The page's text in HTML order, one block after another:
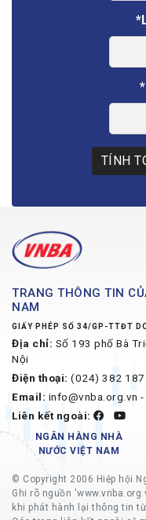
TÍNH
TRANG THÔNG TIN
NAM
GIẤY PHÉP SỐ 34/GP-TTĐT
Địa chỉ: Số 193 phố Bà
Nội
Điện thoại: (024) 382 187
Email: info@vnba.org.vn
Liên kết ngoài:
NGÂN HÀNG NHÀ
NƯỚC VIỆT NAM
© Copyright 2006 Hiệp hội
Ghi rõ nguồn
khi phát hành lại thông tin